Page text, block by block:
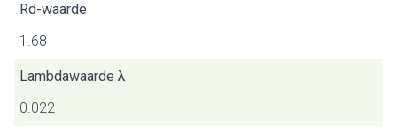
Rd-waarde
1.68
Lambdawaarde λ
0.022